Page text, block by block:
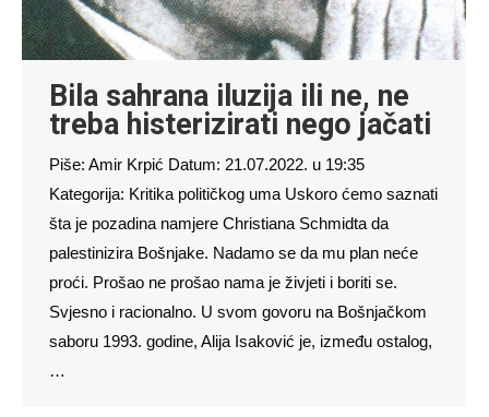
Bila sahrana iluzija ili ne, ne
treba histerizirati nego jačati
Piše: Amir Krpić Datum: 21.07.2022. u 19:35
Kategorija: Kritika političkog uma Uskoro ćemo saznati
šta je pozadina namjere Christiana Schmidta da
palestinizira Bošnjake. Nadamo se da mu plan neće
proći. Prošao ne prošao nama je živjeti i boriti se.
Svjesno i racionalno. U svom govoru na Bošnjačkom
saboru 1993. godine, Alija Isaković je, između ostalog,
…